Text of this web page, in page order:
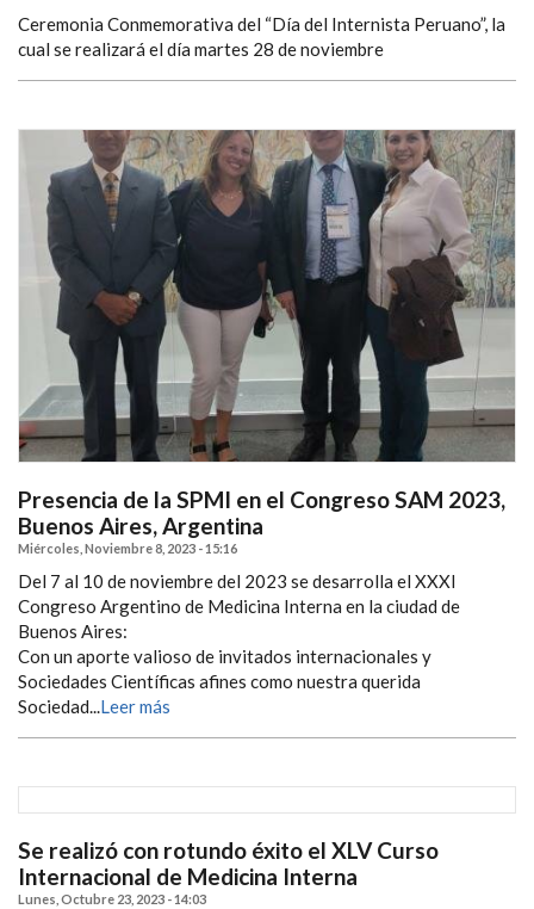
Ceremonia Conmemorativa del “Día del Internista Peruano”, la
cual se realizará el día martes 28 de noviembre
Presencia de la SPMI en el Congreso SAM 2023,
Buenos Aires, Argentina
Miércoles, Noviembre 8, 2023 - 15:16
Del 7 al 10 de noviembre del 2023 se desarrolla el XXXI
Congreso Argentino de Medicina Interna en la ciudad de
Buenos Aires:
Con un aporte valioso de invitados internacionales y
Sociedades Científicas afines como nuestra querida
Sociedad...Leer más
Se realizó con rotundo éxito el XLV Curso
Internacional de Medicina Interna
Lunes, Octubre 23, 2023 - 14:03